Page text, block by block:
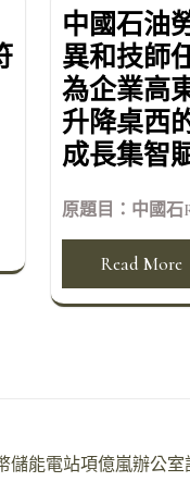
中國石油
異和技師
為企業高
升降桌西
成長集智
原題目：中國石
Read More
儲能電站項億嵐辦公室